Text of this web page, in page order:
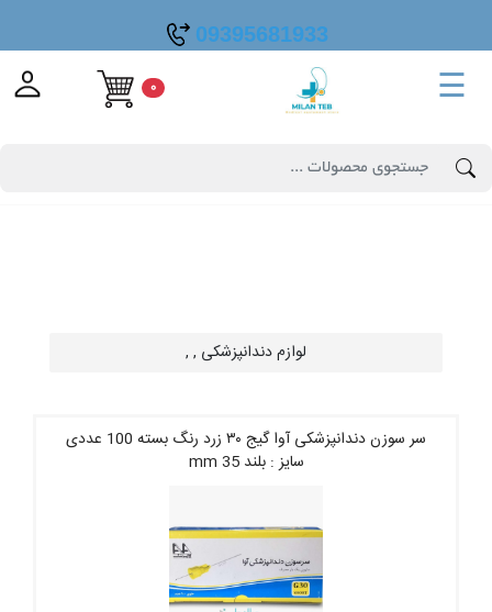
09395681933
☰
0
لوازم دندانپزشکی , ,
سر سوزن دندانپزشکی آوا گیج ۳۰ زرد رنگ بسته 100 عددی
سایز : بلند 35 mm